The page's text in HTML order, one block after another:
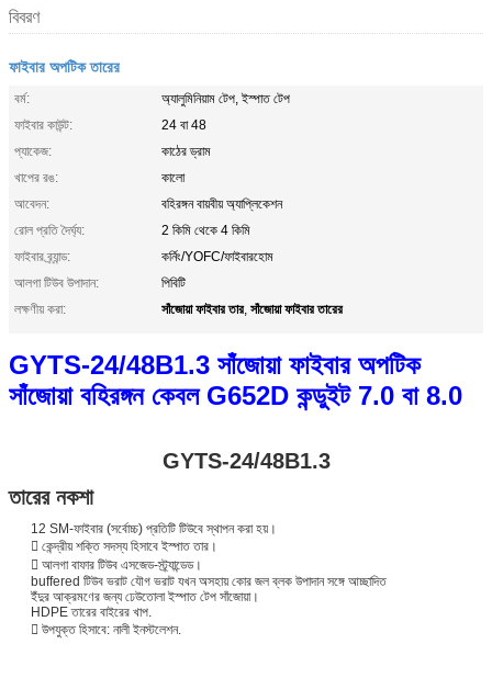
বিবরণ
ফাইবার অপটিক তারের
বর্ম:
অ্যালুমিনিয়াম টেপ, ইস্পাত টেপ
ফাইবার কাউন্ট:
24 বা 48
প্যাকেজ:
কাঠের ড্রাম
খাপের রঙ:
কালো
আবেদন:
বহিরঙ্গন বায়বীয় অ্যাপ্লিকেশন
রোল প্রতি দৈর্ঘ্য:
2 কিমি থেকে 4 কিমি
ফাইবার ব্র্যান্ড:
কর্নিং/YOFC/ফাইবারহোম
আলগা টিউব উপাদান:
পিবিটি
লক্ষণীয় করা:
সাঁজোয়া ফাইবার তার, সাঁজোয়া ফাইবার তারের
GYTS-24/48B1.3 সাঁজোয়া ফাইবার অপটিক
সাঁজোয়া বহিরঙ্গন কেবল G652D কন্ডুইট 7.0 বা 8.0
GYTS-24/48B1.3
তারের নকশা
12 SM-ফাইবার (সর্বোচ্চ) প্রতিটি টিউবে স্থাপন করা হয়।
 কেন্দ্রীয় শক্তি সদস্য হিসাবে ইস্পাত তার।
 আলগা বাফার টিউব এসজেড-স্ট্র্যান্ডেড।
buffered টিউব ভরাট যৌগ ভরাট যখন অসহায় কোর জল ব্লক উপাদান সঙ্গে আচ্ছাদিত
ইঁদুর আক্রমণের জন্য ঢেউতোলা ইস্পাত টেপ সাঁজোয়া।
HDPE তারের বাইরের খাপ.
 উপযুক্ত হিসাবে: নালী ইনস্টলেশন.